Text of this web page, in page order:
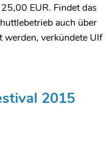
EUR. Findet das
auch über
werden, verkündete Ulf
2015